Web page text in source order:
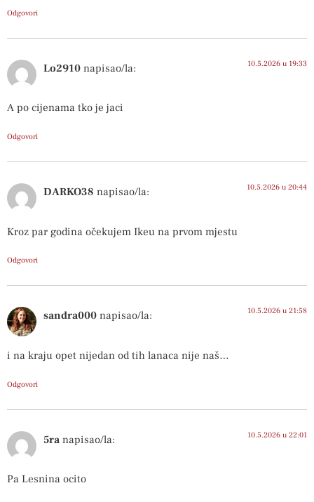
Odgovori
Lo2910 napisao/la: 10.5.2026 u 19:33
A po cijenama tko je jaci
Odgovori
DARKO38 napisao/la: 10.5.2026 u 20:44
Kroz par godina očekujem Ikeu na prvom mjestu
Odgovori
sandra000 napisao/la: 10.5.2026 u 21:58
i na kraju opet nijedan od tih lanaca nije naš…
Odgovori
5ra napisao/la: 10.5.2026 u 22:01
Pa Lesnina ocito